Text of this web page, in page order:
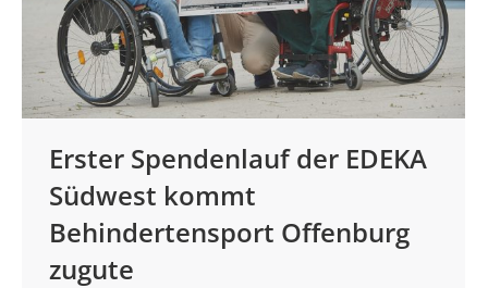
Erster Spendenlauf der EDEKA
Südwest kommt
Behindertensport Offenburg
zugute